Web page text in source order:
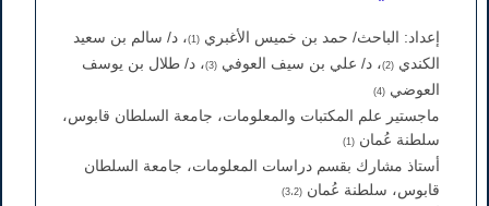
إعداد: الباحث/ حمد بن خميس الأغبري (1)
، د/ سالم بن سعيد
الكندي (2) ، د/ علي بن سيف العوفي (3)
، د/ طلال بن يوسف
العوضي (4)
ماجستير علم المكتبات والمعلومات، جامعة السلطان قابوس،
سلطنة عُمان (1)
أستاذ مشارك بقسم دراسات المعلومات، جامعة السلطان
قابوس، سلطنة عُمان (3،2)